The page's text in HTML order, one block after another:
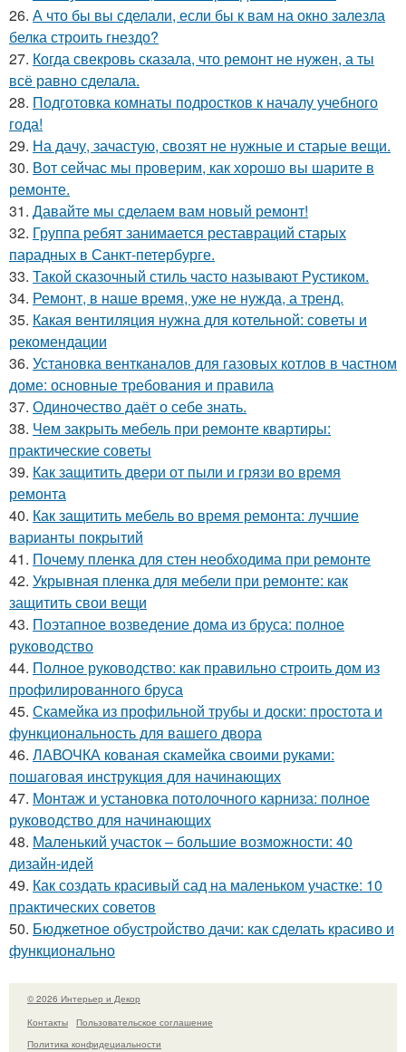
26. А что бы вы сделали, если бы к вам на окно залезла
белка строить гнездо?
27. Когда свекровь сказала, что ремонт не нужен, а ты
всё равно сделала.
28. Подготовка комнаты подростков к началу учебного
года!
29. На дачу, зачастую, свозят не нужные и старые вещи.
30. Вот сейчас мы проверим, как хорошо вы шарите в
ремонте.
31. Давайте мы сделаем вам новый ремонт!
32. Группа ребят занимается реставраций старых
парадных в Санкт-петербурге.
33. Такой сказочный стиль часто называют Рустиком.
34. Ремонт, в наше время, уже не нужда, а тренд.
35. Какая вентиляция нужна для котельной: советы и
рекомендации
36. Установка вентканалов для газовых котлов в частном
доме: основные требования и правила
37. Одиночество даёт о себе знать.
38. Чем закрыть мебель при ремонте квартиры:
практические советы
39. Как защитить двери от пыли и грязи во время
ремонта
40. Как защитить мебель во время ремонта: лучшие
варианты покрытий
41. Почему пленка для стен необходима при ремонте
42. Укрывная пленка для мебели при ремонте: как
защитить свои вещи
43. Поэтапное возведение дома из бруса: полное
руководство
44. Полное руководство: как правильно строить дом из
профилированного бруса
45. Скамейка из профильной трубы и доски: простота и
функциональность для вашего двора
46. ЛАВОЧКА кованая скамейка своими руками:
пошаговая инструкция для начинающих
47. Монтаж и установка потолочного карниза: полное
руководство для начинающих
48. Маленький участок – большие возможности: 40
дизайн-идей
49. Как создать красивый сад на маленьком участке: 10
практических советов
50. Бюджетное обустройство дачи: как сделать красиво и
функционально
© 2026 Интерьер и Декор
Контакты
Пользовательское соглашение
Политика конфидециальности